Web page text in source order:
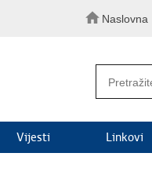
Naslovna
Vijesti Linkovi